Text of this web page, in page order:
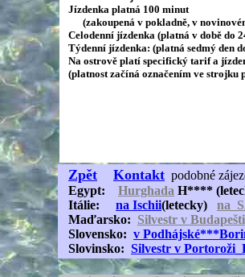
Jízdenka platná 100 minut
(zakoupená v pokladně, v
Celodenní jízdenka (platná v době do
Týdenní jízdenka: (platná sedmý den
Na ostrově platí specifický tarif a
(platnost začíná označením ve strojku
Zpět Kontakt podobné
Egypt: Hurghada H****
Itálie:
na Ischii(letecky)
Maďarsko: Silvestr v Budapešti
Slovensko: v
Slovinsko: Silvestr v Portoroži